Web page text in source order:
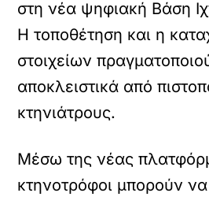
στη νέα ψηφιακή Βάση
Η τοποθέτηση και η
στοιχείων
αποκλειστικά από
κτηνιάτρους.
Μέσω της νέας
κτηνοτρόφοι μπορούν